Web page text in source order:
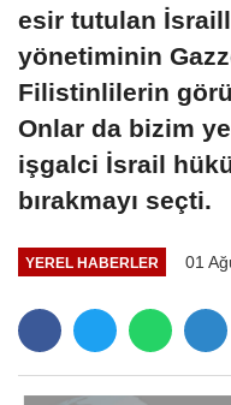
esir tutulan
yönetiminin
Filistinlilerin
Onlar da bizim
işgalci İsrail
bırakmayı seçti.
YEREL HABERLER 01